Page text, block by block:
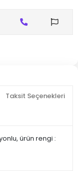
Taksit Seçenekleri
ürün rengi :